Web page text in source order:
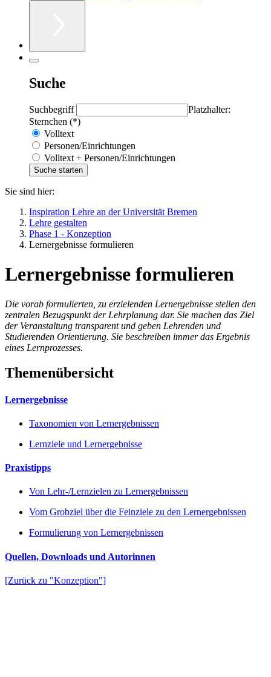
Suche
Suchbegriff
Platzhalter:
Sternchen (*)
Volltext
Personen/Einrichtungen
Volltext + Personen/Einrichtungen
Sie sind hier:
Inspiration Lehre an der Universität Bremen
Lehre gestalten
Phase 1 - Konzeption
Lernergebnisse formulieren
Lernergebnisse formulieren
Die vorab formulierten, zu erzielenden Lernergebnisse stellen den
zentralen Bezugspunkt der Lehrplanung dar. Sie machen das Ziel
der Veranstaltung transparent und geben Lehrenden und
Studierenden Orientierung. Sie beschreiben immer das Ergebnis
eines Lernprozesses.
Themenübersicht
Lernergebnisse
Taxonomien von Lernergebnissen
Lernziele und Lernergebnisse
Praxistipps
Von Lehr-/Lernzielen zu Lernergebnissen
Vom Grobziel über die Feinziele zu den Lernergebnissen
Formulierung von Lernergebnissen
Quellen, Downloads und Autorinnen
[Zurück zu "Konzeption"]